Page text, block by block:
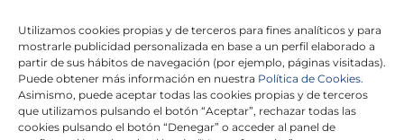
Utilizamos cookies propias y de terceros para fines analíticos y para
mostrarle publicidad personalizada en base a un perfil elaborado a
partir de sus hábitos de navegación (por ejemplo, páginas visitadas).
Puede obtener más información en nuestra Política de Cookies.
Asimismo, puede aceptar todas las cookies propias y de terceros
que utilizamos pulsando el botón “Aceptar”, rechazar todas las
cookies pulsando el botón “Denegar” o acceder al panel de
He leído y acepto laPolítica de Privacidad